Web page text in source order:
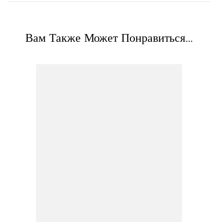
Вам Также Может Понравиться...